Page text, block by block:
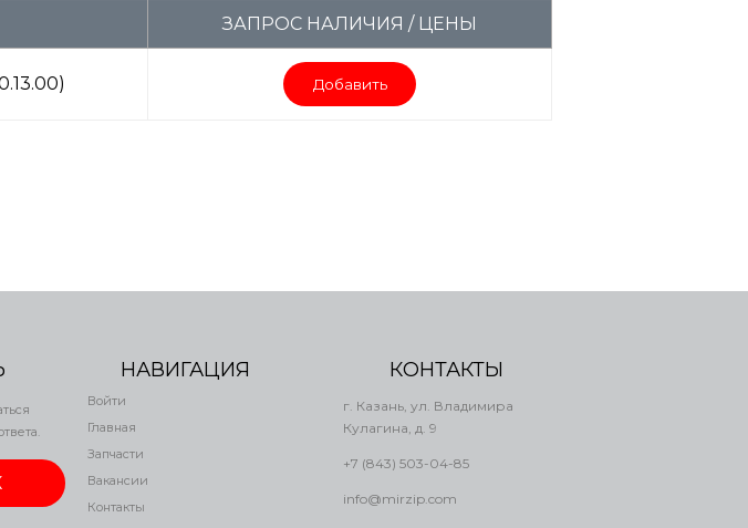
ЗАПРОС НАЛИЧИЯ / ЦЕНЫ
Добавить
НАВИГАЦИЯ
Войти
Главная
Запчасти
Вакансии
Контакты
КОНТАКТЫ
г. Казань, ул. Владимира
Кулагина, д. 9
+7 (843) 503-04-85
info@mirzip.com